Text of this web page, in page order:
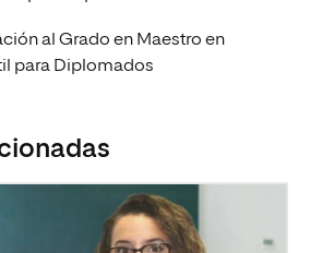
al Grado en Maestro en
para Diplomados